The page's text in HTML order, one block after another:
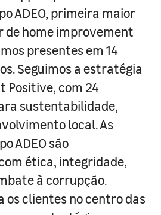
ADEO, primeira maior
de home improvement
presentes em 14
Seguimos a estratégia
Positive, com 24
sustentabilidade,
local. As
ADEO são
ética, integridade,
à corrupção.
os clientes no centro das